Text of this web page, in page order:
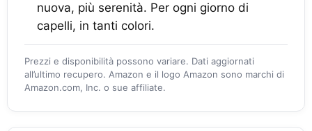
nuova, più serenità. Per ogni giorno di
capelli, in tanti colori.
Prezzi e disponibilità possono variare. Dati aggiornati
all’ultimo recupero. Amazon e il logo Amazon sono marchi di
Amazon.com, Inc. o sue affiliate.